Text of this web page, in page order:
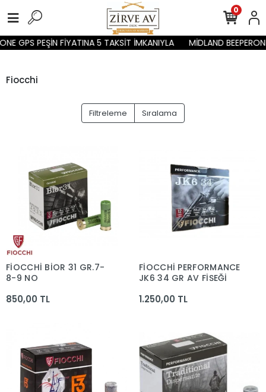
GPS PEŞİN FİYATINA 5 TAKSİT İMKANIYLA MİDLAND
0
Fiocchi
Filtreleme Sıralama
FİOCCHİ BİOR 31 GR.7-
8-9 NO
850,00 TL
FİOCCHİ PERFORMANCE
JK6 34 GR AV FİŞEĞİ
1.250,00 TL